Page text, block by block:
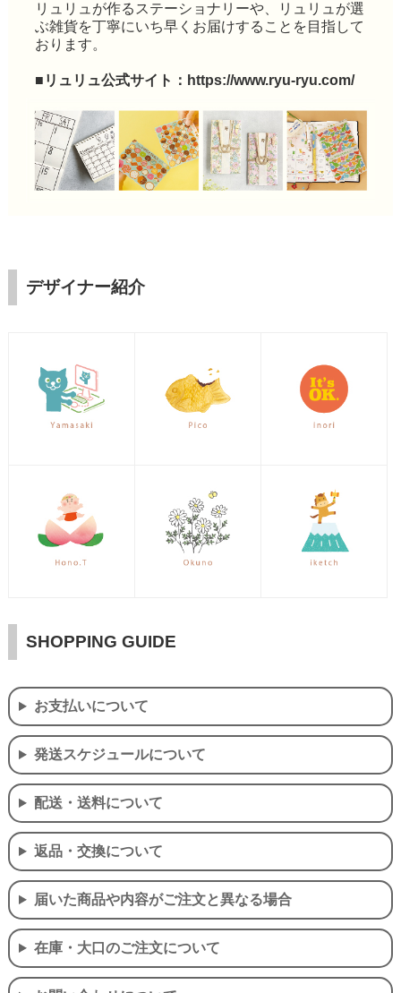
リュリュが作るステーショナリーや、リュリュが選
ぶ雑貨を丁寧にいち早くお届けすることを目指して
おります。
■リュリュ公式サイト： https://www.ryu-ryu.com/
デザイナー紹介
SHOPPING GUIDE
お支払いについて
発送スケジュールについて
配送・送料について
返品・交換について
届いた商品や内容がご注文と異なる場合
在庫・大口のご注文について